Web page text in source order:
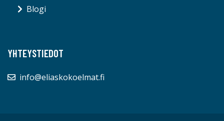
Blogi
YHTEYSTIEDOT
info@eliaskokoelmat.fi